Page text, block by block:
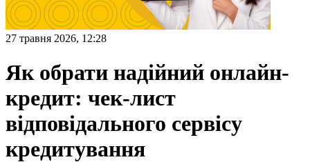
27 травня 2026, 12:28
Як обрати надійний онлайн-
кредит: чек-лист
відповідального сервісу
кредитування